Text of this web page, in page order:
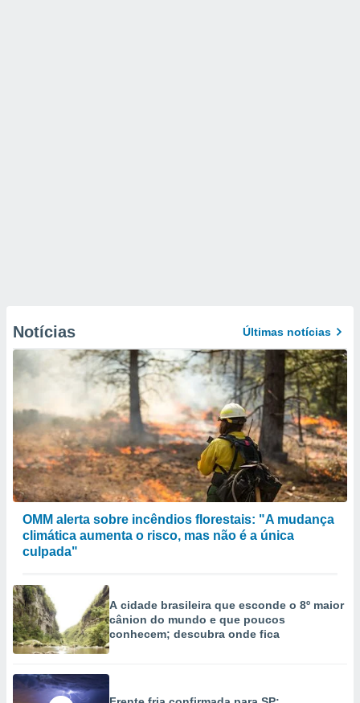
Notícias Últimas notícias
OMM alerta sobre incêndios florestais: "A mudança
climática aumenta o risco, mas não é a única
culpada"
A cidade brasileira que esconde o 8º maior
cânion do mundo e que poucos
conhecem; descubra onde fica